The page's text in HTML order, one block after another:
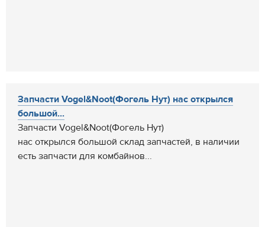
Запчасти Vogel&Noot(Фогель Нут) нас открылся
большой...
Запчасти Vogel&Noot(Фогель Нут)
нас открылся большой склад запчастей, в наличии
есть запчасти для комбайнов...